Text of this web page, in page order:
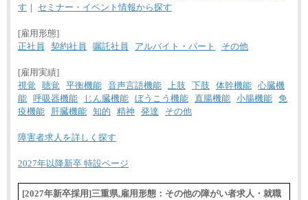
す ｜ セミナー・イベント情報から探す
[雇用形態]
正社員
契約社員 嘱託社員 アルバイト・パート その他
[雇用実績]
視覚
聴覚 平衡機能 音声言語機能 上肢 下肢 体幹機能 心臓機
能 呼吸器機能 じん臓機能 ぼうこう機能 直腸機能 小腸機能 免
疫機能
肝臓機能 知的 精神 発達 その他
障害者求人を詳しく探す
2027年以降新卒 特設ページ
[2027年新卒採用]三重県,雇用形態：その他の障がい者求人・就職